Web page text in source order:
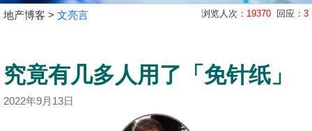
主
宅
谷
地产博客 > 文亮言 浏览人次： 19370 回应： 3
究竟有几多人用了「免针纸」
2022年9月13日